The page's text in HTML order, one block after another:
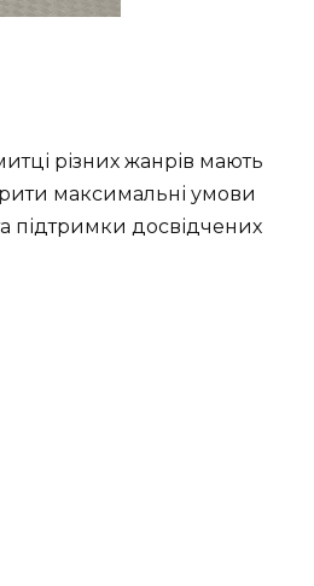
різних жанрів мають
максимальні умови
підтримки досвідчених